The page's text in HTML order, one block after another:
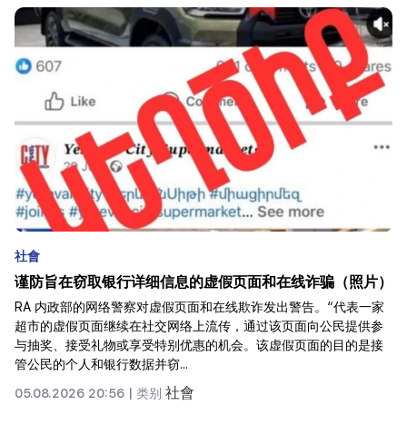
抢劫金·卡戴珊 (Kim Kardashian) 家的嫌疑人在洛杉
矶被捕
19:00
埃里温暂停了“Bamboo”的生产活动。三名访客被送
往医院
18:50
共查获醉酒司机482人。上周巡逻服务的结果
18:44
由于大雨，耶盖吉斯-赫尔蒙高速公路发生落石事件。
18:35
土耳其亚美尼亚宗主教区支持所有亚美尼亚天主教徒
18:14
阿拉姆·瓦尔德瓦尼安当选为国民议会副主席。世界上
最年长的总统失踪（视频）
不平衡和新成瘾的危险。 “事实”
《事实》日报写道：在以规范亚美尼亚和阿塞拜疆之间的经济关
系、可能开放边界和恢复区域通讯等名义制定的政治议程中，贸易
关系的存在常常被视为关系进展的证明。逻辑看起来很简单。如果
说以前两国之间几乎没有合法贸...
06.08.2026 07:58 | 类别 按